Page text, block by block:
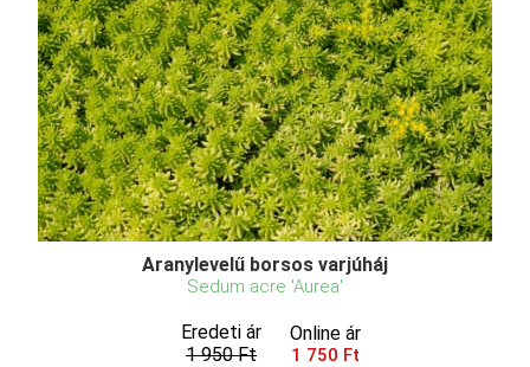
Aranylevelű borsos varjúháj
Sedum acre 'Aurea'
Eredeti ár
1 950 Ft
Online ár
1 750 Ft